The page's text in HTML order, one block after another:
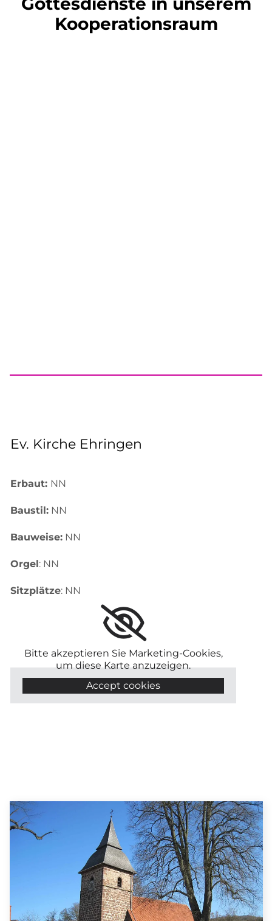
Kooperationsraum
Ev. Kirche Ehringen
Erbaut: NN
Baustil: NN
Bauweise: NN
Orgel : NN
Sitzplätze: NN
Bitte akzeptieren Sie Marketing-Cookies,
um diese Karte anzuzeigen.
Accept cookies